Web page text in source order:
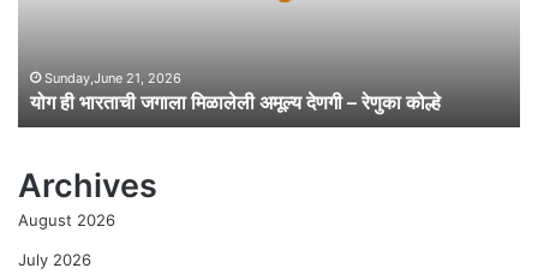
ला
मि
ले
ली
अ
मू
Sunday,June 21, 2026
योग ही भारताची जगाला मिळालेली अमूल्य देणगी – रेणुका कोल्हे
Archives
August 2026
July 2026